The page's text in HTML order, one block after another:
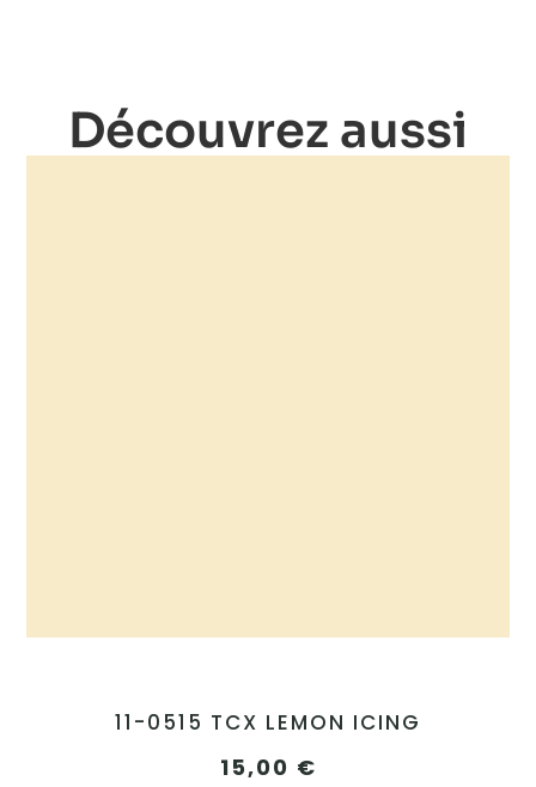
Découvrez aussi
11-0515 TCX LEMON ICING
15,00 €